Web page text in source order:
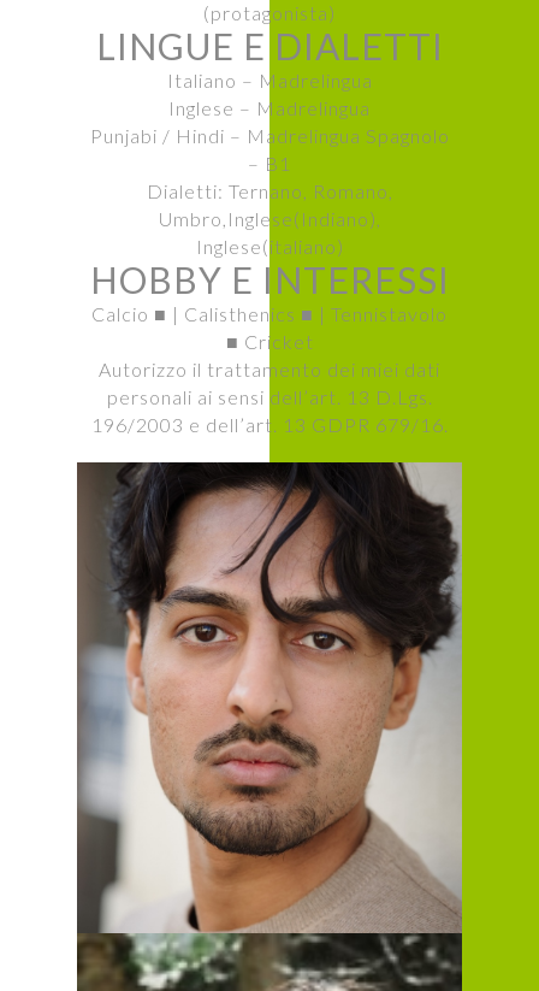
(protagonista)
LINGUE E DIALETTI
Italiano – Madrelingua
Inglese – Madrelingua
Punjabi / Hindi – Madrelingua Spagnolo
– B1
Dialetti: Ternano, Romano,
Umbro,Inglese(Indiano),
Inglese(italiano)
HOBBY E INTERESSI
Calcio ■ | Calisthenics ■ | Tennistavolo
■ Cricket
Autorizzo il trattamento dei miei dati
personali ai sensi dell’art. 13 D.Lgs.
196/2003 e dell’art. 13 GDPR 679/16.